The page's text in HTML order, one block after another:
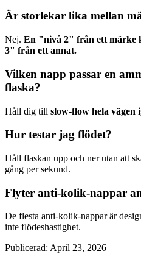
Är storlekar lika mellan
Nej. En "nivå 2" från ett märke
3" från ett annat.
Vilken napp passar en
flaska?
Håll dig till slow-flow hela vägen
Hur testar jag flödet?
Håll flaskan upp och ner utan att
gång per sekund.
Flyter anti-kolik-nappar
De flesta anti-kolik-nappar är
inte flödeshastighet.
Publicerad: April 23, 2026